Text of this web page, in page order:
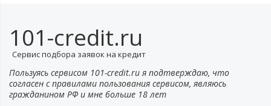
101-credit.ru
Сервис подбора заявок на кредит
Пользуясь сервисом 101-credit.ru я подтверждаю, что
согласен с правилами пользования сервисом, являюсь
гражданином РФ и мне больше 18 лет